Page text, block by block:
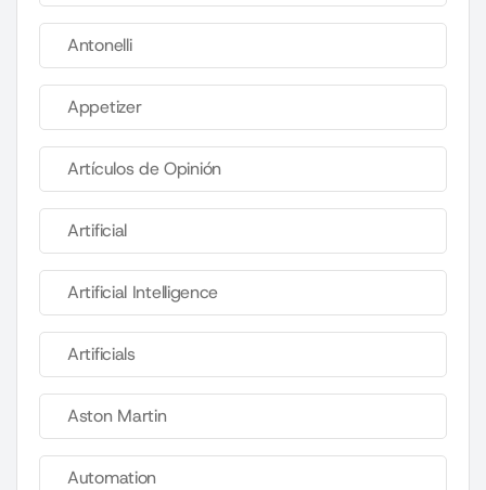
Antonelli
Appetizer
Artículos de Opinión
Artificial
Artificial Intelligence
Artificials
Aston Martin
Automation